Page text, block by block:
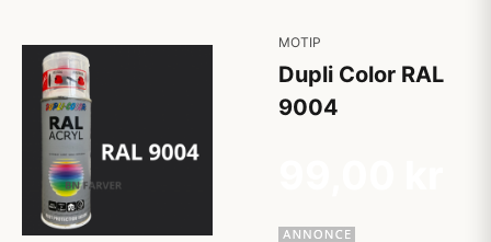
MOTIP
Dupli Color RAL
9004